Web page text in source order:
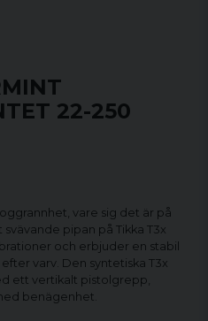
22-250
vare sig det är på
pipan på Tikka T3x
och erbjuder en stabil
varv. Den syntetiska T3x
ett vertikalt pistolgrepp,
benägenhet.